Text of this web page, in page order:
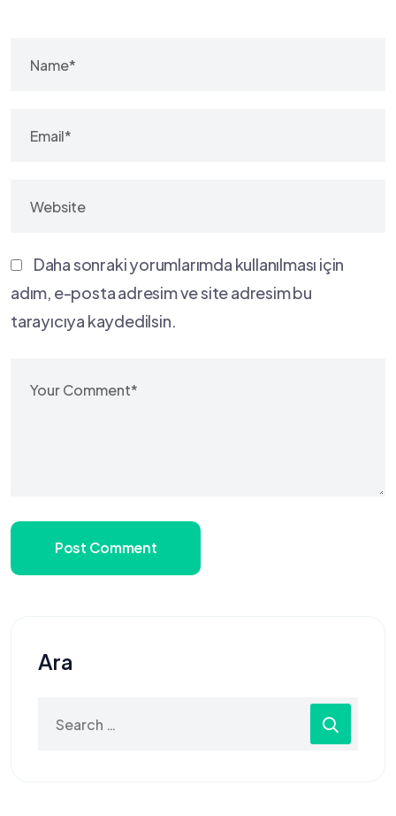
Daha sonraki yorumlarımda kullanılması için
adım, e-posta adresim ve site adresim bu
tarayıcıya kaydedilsin.
Post Comment
Ara
for: